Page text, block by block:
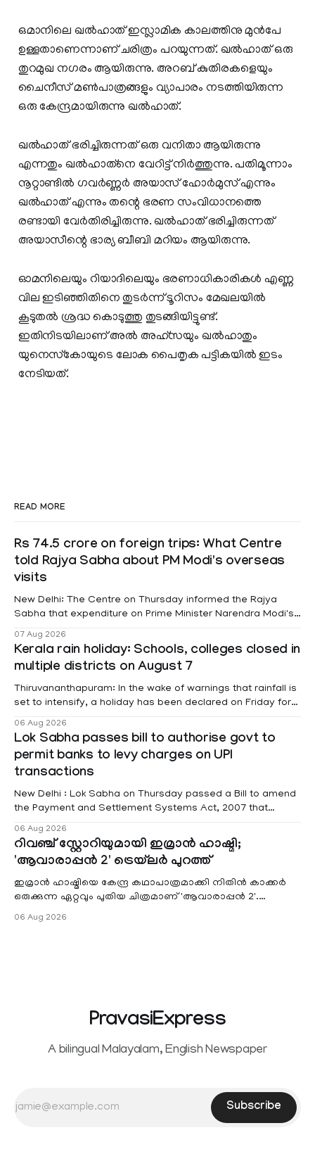
ഒമാനിലെ ഖല്‍ഹാത് ഇസ്ലാമിക കാലത്തിനു മുന്‍പേ
ഉള്ളതാണെന്നാണ് ചരിത്രം പറയുന്നത്. ഖല്‍ഹാത് ഒരു
തുറമുഖ നഗരം ആയിരുന്നു. അറബ് കുതിരകളെയും
ചൈനീസ് മണ്‍പാത്രങ്ങളും വ്യാപാരം നടത്തിയിരുന്ന
ഒരു കേന്ദ്രമായിരുന്നു ഖല്‍ഹാത്.
ഖല്‍ഹാത് ഭരിച്ചിരുന്നത് ഒരു വനിതാ ആയിരുന്നു
എന്നതും ഖല്‍ഹാത്‌നെ വേറിട്ട് നിര്‍ത്തുന്നു. പതിമൂന്നാം
നൂറ്റാണ്ടില്‍ ഗവര്‍ണ്ണര്‍ അയാസ് ഹോര്‍മുസ് എന്നും
ഖല്‍ഹാത് എന്നും തന്റെ ഭരണ സംവിധാനത്തെ
രണ്ടായി വേര്‍തിരിച്ചിരുന്നു. ഖല്‍ഹാത് ഭരിച്ചിരുന്നത്
അയാസീന്റെ ഭാര്യ ബീബി മറിയം ആയിരുന്നു.
ഓമനിലെയും റിയാദിലെയും ഭരണാധികാരികള്‍ എണ്ണ
വില ഇടിഞ്ഞിതിനെ തുടര്‍ന്ന് ടൂറിസം മേഖലയില്‍
കൂടുതല്‍ ശ്രദ്ധ കൊടുത്തു തുടങ്ങിയിട്ടുണ്ട്.
ഇതിനിടയിലാണ് അല്‍ അഹ്‌സയും ഖല്‍ഹാതും
യുനെസ്‌കോയുടെ ലോക പൈതൃക പട്ടികയില്‍ ഇടം
നേടിയത്.
READ MORE
Rs 74.5 crore on foreign trips: What Centre
told Rajya Sabha about PM Modi's overseas
visits
New Delhi: The Centre on Thursday informed the Rajya
Sabha that expenditure on Prime Minister Narendra Modi's
information was provided by Minister of State for External
Affairs Pabitra Margherita in a written reply to questions
raised
07 Aug 2026
Kerala rain holiday: Schools, colleges closed in
multiple districts on August 7
Thiruvananthapuram: In the wake of warnings that rainfall is
set to intensify, a holiday has been declared on Friday for
Kottayam, Wayanad and Kasaragod districts. Meanwhile, a
red alert remains in place on Thursday for Kottayam,
Pathanamtitta and Idukki districts. Following a red alert on
06 Aug 2026
Lok Sabha passes bill to authorise govt to
permit banks to levy charges on UPI
transactions
New Delhi : Lok Sabha on Thursday passed a Bill to amend
the Payment and Settlement Systems Act, 2007 that
service providers to levy charges on payments through
unified payments interface (UPI) and other notified
electronic payment modes. The amendment passed by the
06 Aug 2026
റിവഞ്ച് സ്റ്റോറിയുമായി ഇമ്രാൻ ഹാഷ്മി;
'ആവാരാപ്പൻ 2' ട്രെയ്‌ലർ പുറത്ത്
ഇമ്രാൻ ഹാഷ്മിയെ കേന്ദ്ര കഥാപാത്രമാക്കി നിതിൻ കാക്കർ
ഒരുക്കുന്ന ഏറ്റവും പുതിയ ചിത്രമാണ് 'ആവാരാപ്പൻ 2'.
06 Aug 2026
PravasiExpress
A bilingual Malayalam, English Newspaper
Subscribe